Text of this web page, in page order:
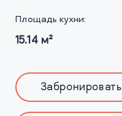
Площадь кухни:
15.14м²
Забронировать